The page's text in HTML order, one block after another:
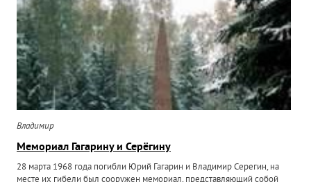
Владимир
Мемориал Гагарину и Серёгину
28 марта 1968 года погибли Юрий Гагарин и Владимир Серегин, на